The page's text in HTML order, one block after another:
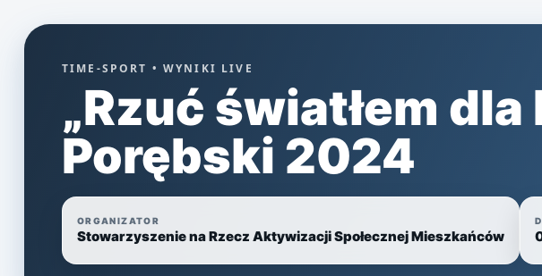
TIME-SPORT • WYNIKI LIVE
„Rzuć światłem
Porębski 2024
ORGANIZATOR
Stowarzyszenie na Rzecz Aktywizacji Społecznej Mieszkańców